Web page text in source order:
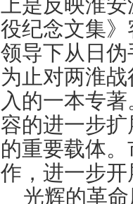
上是反映淮
役纪念文集
领导下从日
为止对两淮
入的一本专
容的进一步
的重要载体
作，进一步
光辉的革命